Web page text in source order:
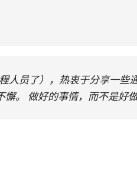
人员了），热衷于分享一些
。 做好的事情，而不是好做